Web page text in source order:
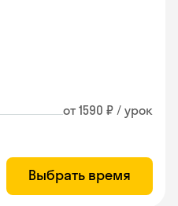
от 1590 ₽ / урок
Выбрать время